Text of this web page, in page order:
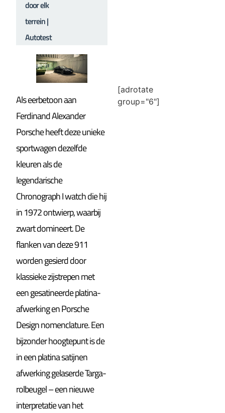
door elk
terrein |
Autotest
Als eerbetoon aan
Ferdinand Alexander
Porsche heeft deze unieke
sportwagen dezelfde
kleuren als de
legendarische
Chronograph I watch die hij
in 1972 ontwierp, waarbij
zwart domineert. De
flanken van deze 911
worden gesierd door
klassieke zijstrepen met
een gesatineerde platina-
afwerking en Porsche
Design nomenclature. Een
bijzonder hoogtepunt is de
in een platina satijnen
afwerking gelaserde Targa-
rolbeugel – een nieuwe
interpretatie van het
[adrotate
group="6"]